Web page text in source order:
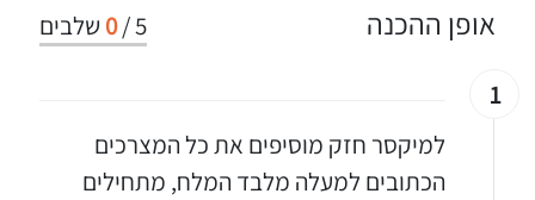
5
/
0 שלבים אופן ההכנה
1
למיקסר חזק מוסיפים את כל המצרכים
הכתובים למעלה מלבד המלח, מתחילים